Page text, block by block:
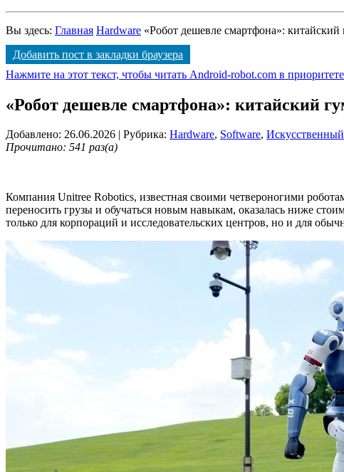
Вы здесь: Главная Hardware «Робот дешевле смартфона»:
Добавить пост в закладки браузера
Нажмите на этот текст, чтобы читать Android-robot.com в приоритете
«Робот дешевле смартфона»: китайский
Добавлено: 26.06.2026 | Рубрика: Hardware, Software,
Прочитано: 541 раз(а)
Компания Unitree Robotics, известная своими четвероногими
переносить грузы и обучаться новым навыкам, оказалась ниже
только для корпораций и исследовательских центров, но и для